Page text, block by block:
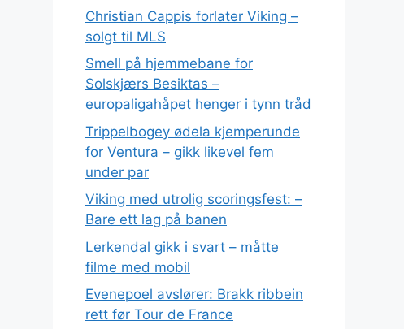
Christian Cappis forlater Viking –
solgt til MLS
Smell på hjemmebane for
Solskjærs Besiktas –
europaligahåpet henger i tynn tråd
Trippelbogey ødela kjemperunde
for Ventura – gikk likevel fem
under par
Viking med utrolig scoringsfest: –
Bare ett lag på banen
Lerkendal gikk i svart – måtte
filme med mobil
Evenepoel avslører: Brakk ribbein
rett før Tour de France